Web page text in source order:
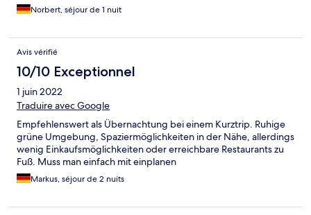
Norbert, séjour de 1 nuit
Avis vérifié
10/10 Exceptionnel
1 juin 2022
Traduire avec Google
Empfehlenswert als Übernachtung bei einem Kurztrip. Ruhige
grüne Umgebung, Spaziermöglichkeiten in der Nähe, allerdings
wenig Einkaufsmöglichkeiten oder erreichbare Restaurants zu
Fuß. Muss man einfach mit einplanen
Markus, séjour de 2 nuits